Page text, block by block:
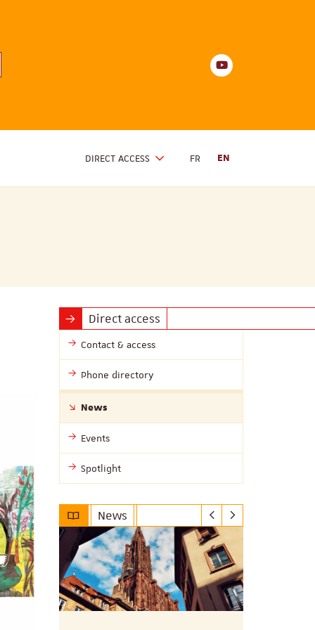
Youtube
DIRECT ACCESS FR EN
Direct access
Contact & access
Phone directory
News
Events
Spotlight
News